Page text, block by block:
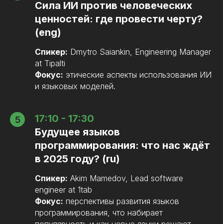
Сила ИИ против человеческих
ценностей: где провести черту?
(eng)
Спикер: Dmytro Saiankin, Engineering Manager
at Tipalti
Фокус: этические аспекты использования ИИ
и языковых моделей.
17:10 - 17:30
Будущее языков
программирования: что нас ждёт
в 2025 году? (ru)
Спикер: Akim Mamedov, Lead software
engineer at 1tab
Фокус: перспективы развития языков
программирования, что набирает